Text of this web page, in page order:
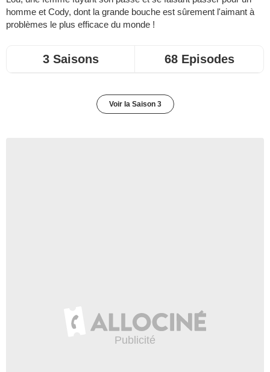
homme et Cody, dont la grande bouche est sûrement l'aimant à
problèmes le plus efficace du monde !
3 Saisons 68 Episodes
Voir la Saison 3